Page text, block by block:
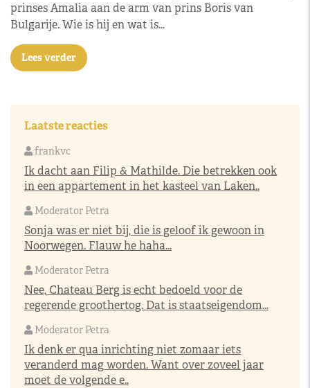
prinses Amalia aan de arm van prins Boris van
Bulgarije. Wie is hij en wat is…
Lees verder
Laatste reacties
frankvc
Ik dacht aan Filip & Mathilde. Die betrekken ook
in een appartement in het kasteel van Laken..
Moderator Petra
Sonja was er niet bij, die is geloof ik gewoon in
Noorwegen. Flauw he haha...
Moderator Petra
Nee, Chateau Berg is echt bedoeld voor de
regerende groothertog. Dat is staatseigendom...
Moderator Petra
Ik denk er qua inrichting niet zomaar iets
veranderd mag worden. Want over zoveel jaar
moet de volgende e..